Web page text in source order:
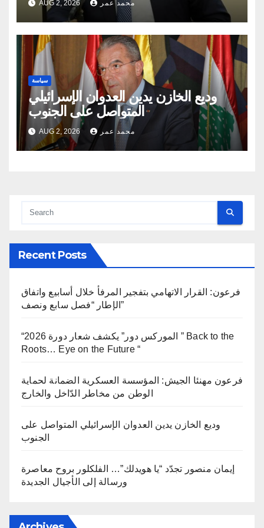
AUG 2, 2026 محمد عمر
سياسة
وديع الخازن يدين العدوان الإسرائيلي
المتواصل على الجنوب
AUG 2, 2026 محمد عمر
Recent Posts
فرعون: القرار الاتهامي بتفجير المرفأ خلال أسابيع واتفاق
الإطار “فصل سابع ونصف”
“الموركس دور” يكشف شعار دورة 2026 ” Back to the
Roots… Eye on the Future “
فرعون مهنئا الجيش: المؤسسة العسكرية الضمانة لحماية
الوطن من مخاطر الدّاخل والخارج
وديع الخازن يدين العدوان الإسرائيلي المتواصل على
الجنوب
إيمان منصور تجدّد “يا هويدلك”… الفلكلور بروح معاصرة
ورسالة إلى الأجيال الجديدة